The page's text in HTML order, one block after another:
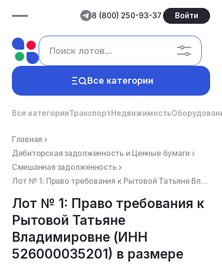
8 (800) 250-93-37 Войти
Все категории
Все категорииТранспортНедвижимость
Главная
Дебиторская задолженность и Ценные бумаги
Смешанная задолженность
Лот № 1: Право требования к Рытовой Татьяне Владимировне (ИНН 526000035201) в размере 4086157,19 руб...
Лот № 1: Право требования к
Рытовой Татьяне
Владимировне (ИНН
526000035201) в размере